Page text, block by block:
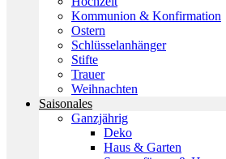
Kommunion & Konfirmation
Ostern
Schlüsselanhänger
Stifte
Trauer
Weihnachten
Saisonales
Ganzjährig
Deko
Haus & Garten